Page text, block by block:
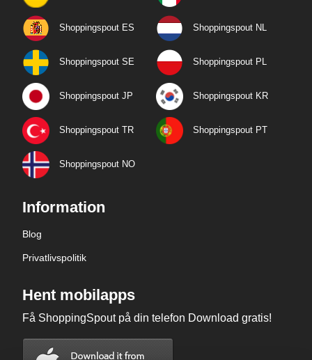
Shoppingspout ES Shoppingspout NL
Shoppingspout SE Shoppingspout PL
Shoppingspout JP Shoppingspout KR
Shoppingspout TR Shoppingspout PT
Shoppingspout NO
Information
Blog
Privatlivspolitik
Hent mobilapps
Få ShoppingSpout på din telefon Download gratis!